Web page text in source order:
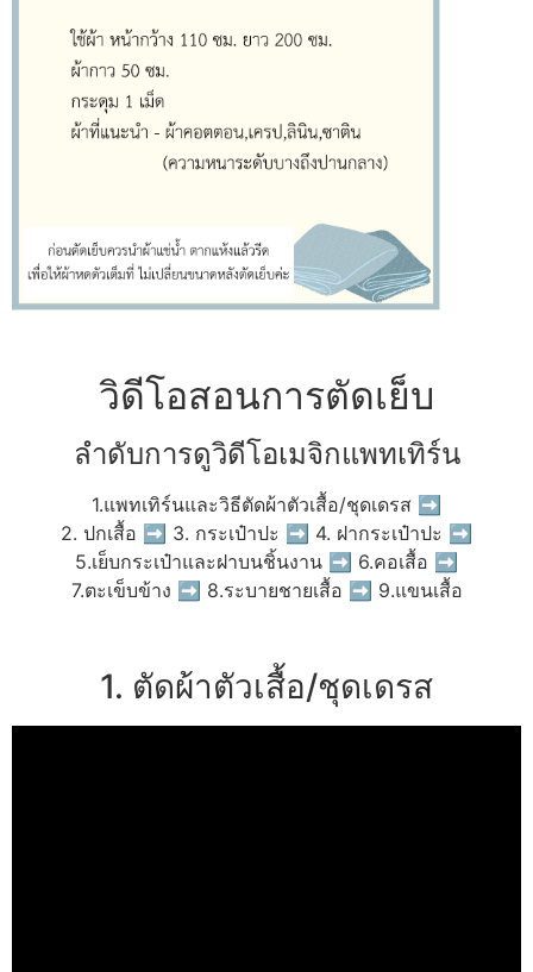
วิดีโอสอนการตัดเย็บ
ลำดับการดูวิดีโอเมจิกแพทเทิร์น
1.แพทเทิร์นและวิธีตัดผ้าตัวเสื้อ/ชุดเดรส ➡
2. ปกเสื้อ ➡ 3. กระเป๋าปะ ➡ 4. ฝากระเป๋าปะ ➡
5.เย็บกระเป๋าและฝาบนชิ้นงาน ➡ 6.คอเสื้อ ➡
7.ตะเข็บข้าง ➡ 8.ระบายชายเสื้อ ➡ 9.แขนเสื้อ
1. ตัดผ้าตัวเสื้อ/ชุดเดรส